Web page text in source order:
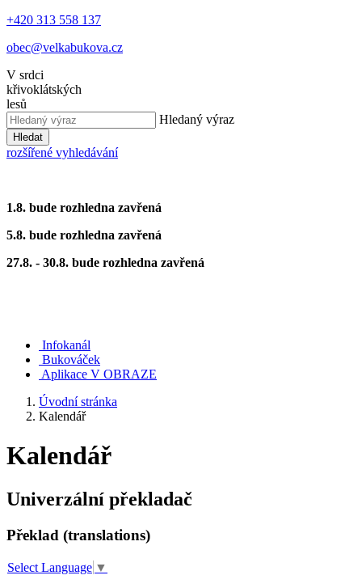
+420 313 558 137
obec@velkabukova.cz
V srdci
křivoklátských
lesů
Hledaný výraz
Hledat
rozšířené vyhledávání
1.8. bude rozhledna zavřená
5.8. bude rozhledna zavřená
27.8. - 30.8. bude rozhledna zavřená
Infokanál
Bukováček
Aplikace V OBRAZE
Úvodní stránka
Kalendář
Kalendář
Univerzální překladač
Překlad (translations)
Select Language ▼